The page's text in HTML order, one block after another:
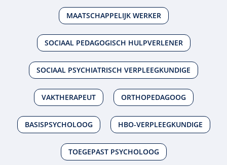
MAATSCHAPPELIJK WERKER
SOCIAAL PEDAGOGISCH HULPVERLENER
SOCIAAL PSYCHIATRISCH VERPLEEGKUNDIGE
VAKTHERAPEUT ORTHOPEDAGOOG
BASISPSYCHOLOOG HBO-VERPLEEGKUNDIGE
TOEGEPAST PSYCHOLOOG